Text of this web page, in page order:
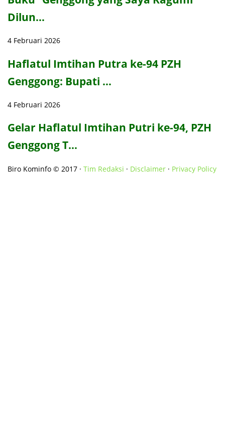
Dilun…
4 Februari 2026
Haflatul Imtihan Putra ke-94 PZH
Genggong: Bupati …
4 Februari 2026
Gelar Haflatul Imtihan Putri ke-94, PZH
Genggong T…
Biro Kominfo © 2017 · Tim Redaksi · Disclaimer · Privacy Policy